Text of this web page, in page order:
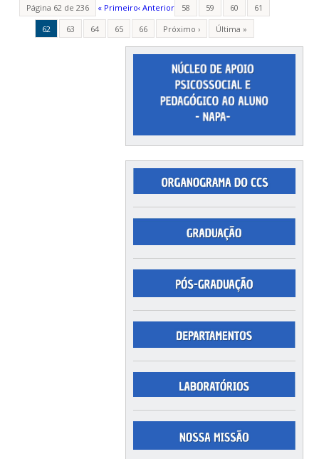
Página 62 de 236 « Primeiro‹ Anterior 58 59 60
61
62
63 64 65 66 Próximo › Última »